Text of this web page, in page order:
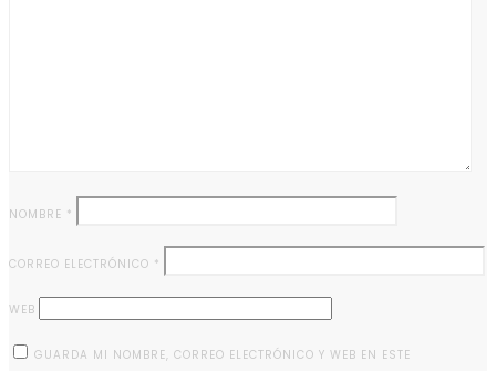
NOMBRE *
CORREO ELECTRÓNICO *
WEB
GUARDA MI NOMBRE, CORREO ELECTRÓNICO Y WEB EN ESTE